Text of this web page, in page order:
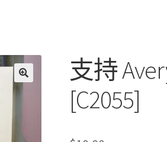
支持
[C2055]